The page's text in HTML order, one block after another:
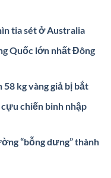
tia sét ở Australia
Quốc lớn nhất Đông
58 kg vàng giả bị bắt
cựu chiến binh nhập
“bỗng dưng” thành